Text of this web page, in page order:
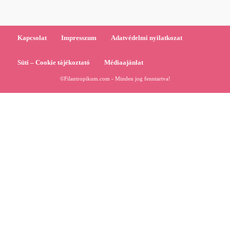
Kapcsolat Impresszum Adatvédelmi nyilatkozat
Süti – Cookie tájékoztató Médiaajánlat
©Filantropikum.com - Minden jog fenntartva!